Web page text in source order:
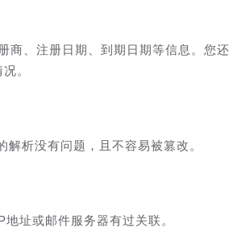
商、注册日期、到期日期等信息。您
。
析没有问题，且不容易被篡改。
址或邮件服务器有过关联。